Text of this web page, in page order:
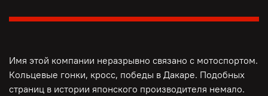
Имя этой компании неразрывно связано с мотоспортом.
Кольцевые гонки, кросс, победы в Дакаре. Подобных
страниц в истории японского производителя немало.